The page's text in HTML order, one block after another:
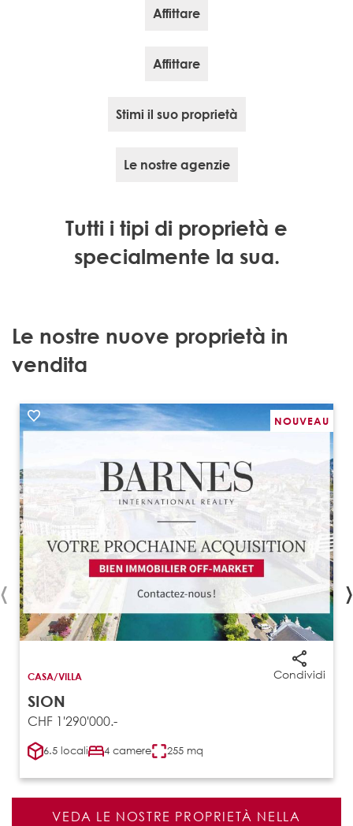
Affittare
Affittare
Stimi il suo proprietà
Le nostre agenzie
Tutti i tipi di proprietà e
specialmente la sua.
Le nostre nuove proprietà in
vendita
NOUVEAU
Condividi
CASA/VILLA
SION
CHF 1'290'000.-
6.5 locali 4 camere 255 mq
‹ ›
VEDA LE NOSTRE PROPRIETÀ NELLA